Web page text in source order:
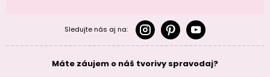
Sledujte nás aj na:
Máte záujem o náš tvorivy spravodaj?